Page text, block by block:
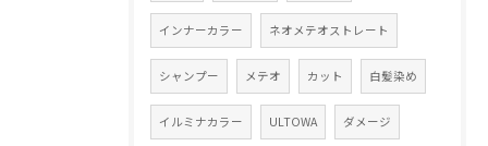
インナーカラー ネオメテオストレート
シャンプー メテオ カット 白髪染め
イルミナカラー ULTOWA ダメージ